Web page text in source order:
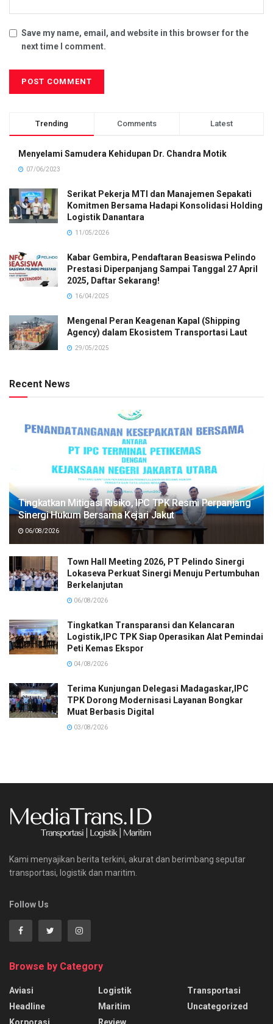
Save my name, email, and website in this browser for the
next time I comment.
Trending Comments Latest
Menyelami Samudera Kehidupan Dr. Chandra Motik
07/06/2023
Serikat Pekerja MTI dan Manajemen Sepakati
Komitmen Bersama Hadapi Konsolidasi Holding
Logistik Danantara
11/05/2026
Kabar Gembira, Pendaftaran Beasiswa Pelindo
Prestasi Diperpanjang Sampai Tanggal 27 April
2025, Daftar Sekarang!
16/04/2025
Mengenal Peran Keagenan Kapal (Shipping
Agency) dalam Ekosistem Transportasi Laut
29/05/2025
Recent News
Tingkatkan Mitigasi Risiko, IPC TPK Resmi Perpanjang
Sinergi Hukum Bersama Kejari Jakut
06/08/2026
Town Hall Meeting 2026, PT Pelindo Sinergi
Lokaseva Perkuat Sinergi Menuju Pertumbuhan
Berkelanjutan
06/08/2026
Tingkatkan Transparansi dan Kelancaran
Logistik,IPC TPK Siap Operasikan Alat Pemindai
Peti Kemas Ekspor
04/08/2026
Terima Kunjungan Delegasi Madagaskar,IPC
TPK Dorong Modernisasi Layanan Bongkar
Muat Berbasis Digital
03/08/2026
Kami menyajikan berita terkini, akurat dan berimbang seputar
transportasi, logistik dan maritim.
Follow Us
Browse by Category
Aviasi
Headline
Korporasi
Logistik
Maritim
Review
Transportasi
Uncategorized